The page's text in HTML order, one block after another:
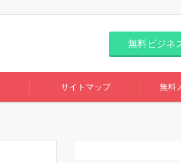
無料ビジネ
サイトマップ 無料